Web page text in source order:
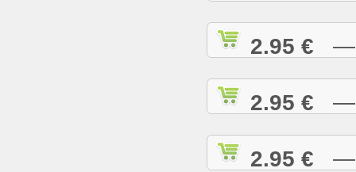
2.95 € —
2.95 € —
2.95 € —